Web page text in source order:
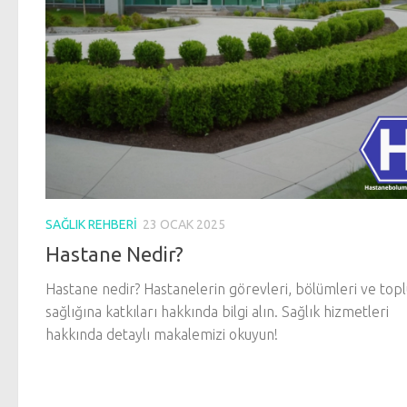
SAĞLIK REHBERI 23 OCAK 2025
Hastane Nedir?
Hastane nedir? Hastanelerin görevleri, bölümleri ve
sağlığına katkıları hakkında bilgi alın. Sağlık hizmetleri
hakkında detaylı makalemizi okuyun!